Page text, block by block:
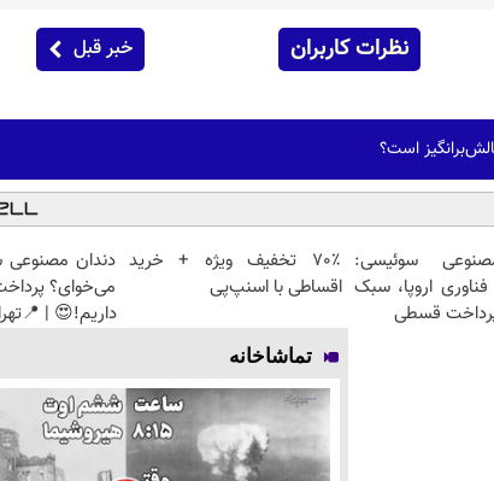
نظرات کاربران خبر قبل
سوئیسی:
اروپا، سبک
قسطی
70٪ تخفیف ویژه + خرید
اقساطی با اسنپ‌پی
دندان
می‌خوای؟
داریم!😍 |
تماشاخانه